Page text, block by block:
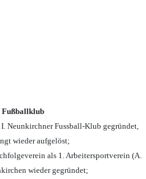
Fußballklub
Neunkirchner Fussball-Klub gegründet,
wieder aufgelöst;
als 1. Arbeitersportverein (A.
wieder gegründet;